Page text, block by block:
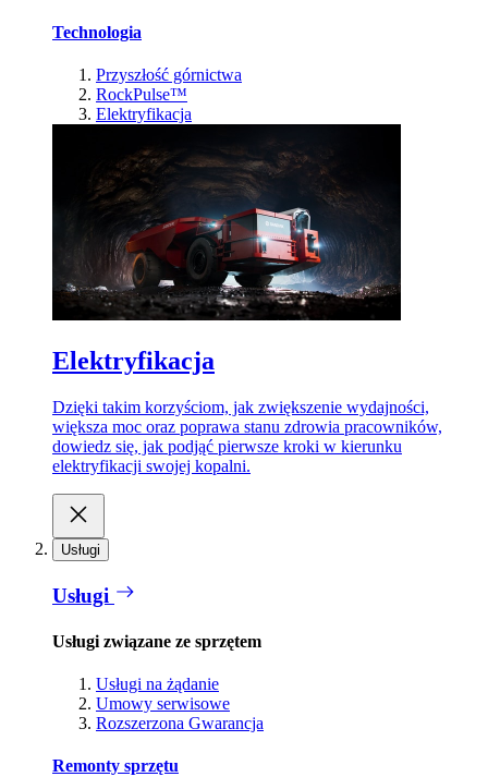
Technologia
Przyszłość górnictwa
RockPulse™
Elektryfikacja
Elektryfikacja
Dzięki takim korzyściom, jak zwiększenie wydajności,
większa moc oraz poprawa stanu zdrowia pracowników,
dowiedz się, jak podjąć pierwsze kroki w kierunku
elektryfikacji swojej kopalni.
Usługi
Usługi
Usługi związane ze sprzętem
Usługi na żądanie
Umowy serwisowe
Rozszerzona Gwarancja
Remonty sprzętu